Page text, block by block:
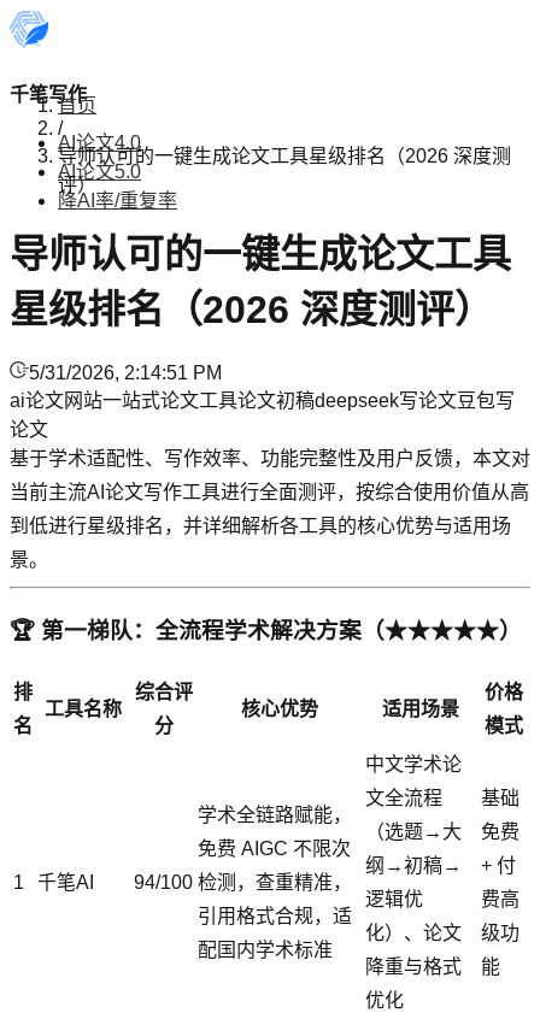
千笔写作
AI论文4.0
AI论文5.0
降AI率/重复率
首页
/
导师认可的一键生成论文工具星级排名（2026 深度测
评）
导师认可的一键生成论文工具
星级排名（2026 深度测评）
5/31/2026, 2:14:51 PM
ai论文网站一站式论文工具论文初稿deepseek写论文豆包写
论文
基于学术适配性、写作效率、功能完整性及用户反馈，本文对
当前主流AI论文写作工具进行全面测评，按综合使用价值从高
到低进行星级排名，并详细解析各工具的核心优势与适用场
景。
🏆 第一梯队：全流程学术解决方案（★★★★★）
排
名
工具名称
综合评
分
核心优势 适用场景
价格
模式
1 千笔AI 94/100
学术全链路赋能，
免费 AIGC 不限次
检测，查重精准，
引用格式合规，适
配国内学术标准
中文学术论
文全流程
（选题→大
纲→初稿→
逻辑优
化）、论文
降重与格式
优化
基础
免费
+ 付
费高
级功
能